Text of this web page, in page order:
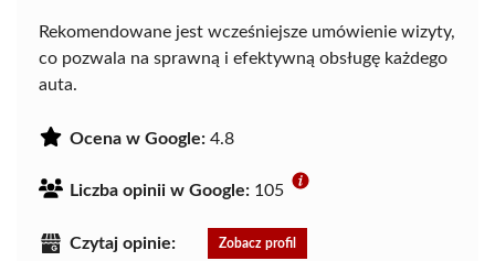
Rekomendowane jest wcześniejsze umówienie wizyty,
co pozwala na sprawną i efektywną obsługę każdego
auta.
Ocena w Google: 4.8
Liczba opinii w Google: 105
Czytaj opinie: Zobacz profil